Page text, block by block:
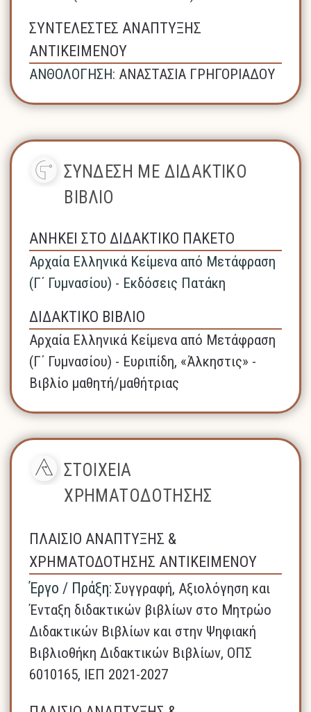
ΣΥΝΤΕΛΕΣΤΕΣ ΑΝΑΠΤΥΞΗΣ
ΑΝΤΙΚΕΙΜΕΝΟΥ
ΑΝΘΟΛΟΓΗΣΗ: ΑΝΑΣΤΑΣΙΑ ΓΡΗΓΟΡΙΑΔΟΥ
ΣΥΝΔΕΣΗ ΜΕ ΔΙΔΑΚΤΙΚΟ
ΒΙΒΛΙΟ
ΑΝΗΚΕΙ ΣΤΟ ΔΙΔΑΚΤΙΚΟ ΠΑΚΕΤΟ
Αρχαία Ελληνικά Κείμενα από Μετάφραση
(Γ΄ Γυμνασίου) - Εκδόσεις Πατάκη
ΔΙΔΑΚΤΙΚΟ ΒΙΒΛΙΟ
Αρχαία Ελληνικά Κείμενα από Μετάφραση
(Γ΄ Γυμνασίου) - Ευριπίδη, «Άλκηστις» -
Βιβλίο μαθητή/μαθήτριας
ΣΤΟΙΧΕΙΑ
ΧΡΗΜΑΤΟΔΟΤΗΣΗΣ
ΠΛΑΙΣΙΟ ΑΝΑΠΤΥΞΗΣ &
ΧΡΗΜΑΤΟΔΟΤΗΣΗΣ ΑΝΤΙΚΕΙΜΕΝΟΥ
Έργο / Πράξη: Συγγραφή, Αξιολόγηση και
Ένταξη διδακτικών βιβλίων στο Μητρώο
Διδακτικών Βιβλίων και στην Ψηφιακή
Βιβλιοθήκη Διδακτικών Βιβλίων, ΟΠΣ
6010165, ΙΕΠ 2021-2027